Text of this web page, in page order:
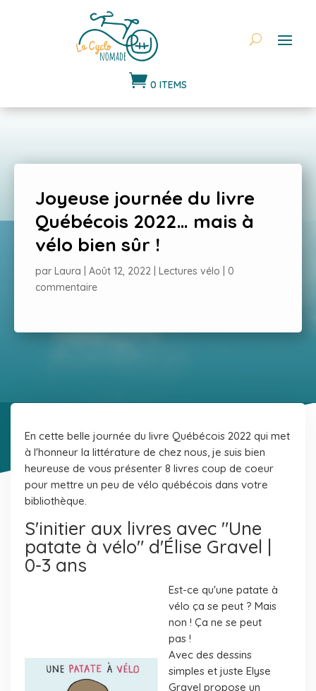
 0 ITEMS
Joyeuse journée du livre
Québécois 2022… mais à
vélo bien sûr !
par Laura Août 12, 2022 Lectures vélo
0
commentaire
En cette belle journée du livre Québécois 2022 qui met
à l'honneur la littérature de chez nous, je suis bien
heureuse de vous présenter 8 livres coup de coeur
pour mettre un peu de vélo québécois dans votre
bibliothèque.
S'initier aux livres avec "Une
patate à vélo" d'Élise Gravel |
0-3 ans
Est-ce qu'une patate à
vélo ça se peut ? Mais
non ! Ça ne se peut
pas !
Avec des dessins
simples et juste Elyse
Gravel propose un